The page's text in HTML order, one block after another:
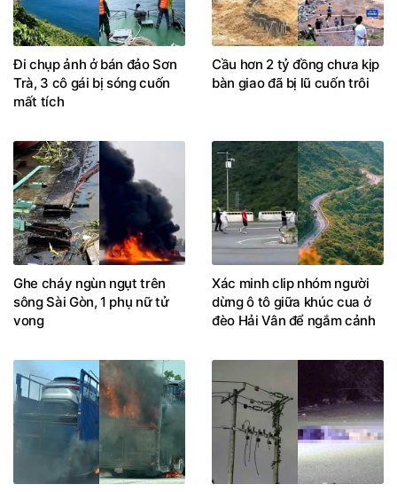
Đi chụp ảnh ở bán đảo Sơn
Trà, 3 cô gái bị sóng cuốn
mất tích
Cầu hơn 2 tỷ đồng chưa kịp
bàn giao đã bị lũ cuốn trôi
Ghe cháy ngùn ngụt trên
sông Sài Gòn, 1 phụ nữ tử
vong
Xác minh clip nhóm người
dừng ô tô giữa khúc cua ở
đèo Hải Vân để ngắm cảnh